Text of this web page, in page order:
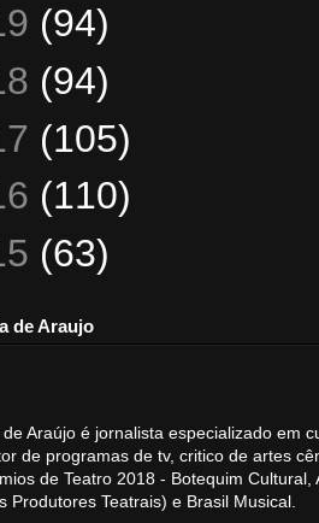
(94)
(94)
(105)
(110)
(63)
de Araujo
Araújo é jornalista especializado em
de programas de tv, critico de artes
de Teatro 2018 - Botequim Cultural,
Produtores Teatrais) e Brasil Musical.